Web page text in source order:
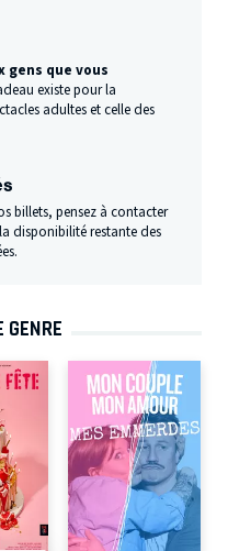
gens que vous
existe pour la
adultes et celle des
billets, pensez à contacter
disponibilité restante des
GENRE